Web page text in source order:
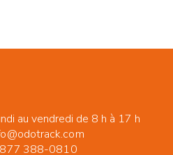
au vendredi de 8 h à 17 h
388-0810